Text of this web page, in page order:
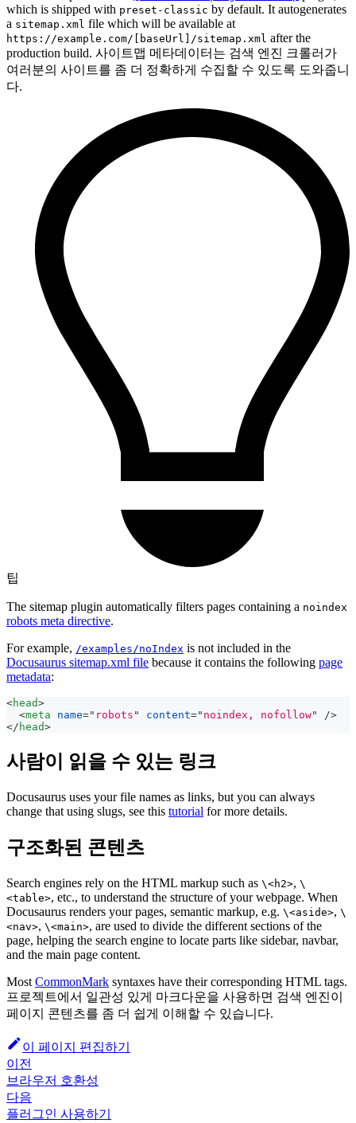
which is shipped with preset-classic by default. It autogenerates
a sitemap.xml file which will be available at
https://example.com/[baseUrl]/sitemap.xml after the
production build. 사이트맵 메타데이터는 검색 엔진 크롤러가
여러분의 사이트를 좀 더 정확하게 수집할 수 있도록 도와줍니
다.
팁
The sitemap plugin automatically filters pages containing a noindex
robots meta directive.
For example, /examples/noIndex is not included in the
Docusaurus sitemap.xml file because it contains the following page
metadata:
<head>
<meta name=" robots " content=" noindex, nofollow"
/>
</ head>
사람이 읽을 수 있는 링크
Docusaurus uses your file names as links, but you can always
change that using slugs, see this tutorial for more details.
구조화된 콘텐츠
Search engines rely on the HTML markup such as \<h2>, \
<table>, etc., to understand the structure of your webpage. When
Docusaurus renders your pages, semantic markup, e.g. \<aside>, \
<nav>, \<main>, are used to divide the different sections of the
page, helping the search engine to locate parts like sidebar, navbar,
and the main page content.
Most CommonMark syntaxes have their corresponding HTML tags.
프로젝트에서 일관성 있게 마크다운을 사용하면 검색 엔진이
페이지 콘텐츠를 좀 더 쉽게 이해할 수 있습니다.
이 페이지 편집하기
이전
브라우저 호환성
다음
플러그인 사용하기